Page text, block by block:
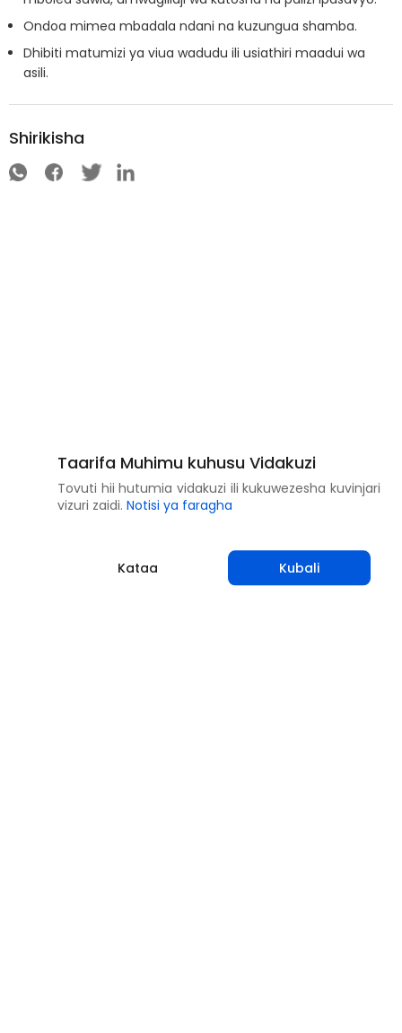
Ondoa mimea mbadala ndani na kuzungua shamba.
Dhibiti matumizi ya viua wadudu ili usiathiri maadui wa
asili.
Shirikisha
Taarifa Muhimu kuhusu Vidakuzi
Tovuti hii hutumia vidakuzi ili kukuwezesha kuvinjari
vizuri zaidi. Notisi ya faragha
Kataa Kubali